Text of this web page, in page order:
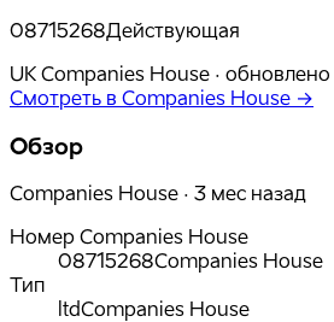
08715268Действующая
UK Companies House · обновлено
Смотреть в Companies House →
Обзор
Companies House · 3 мес назад
Номер Companies House
08715268Companies House
Тип
ltdCompanies House